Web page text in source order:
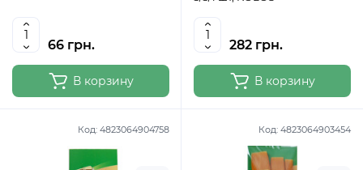
66 грн.
В корзину
282 грн.
В корзину
Код: 4823064904758 Код: 4823064903454